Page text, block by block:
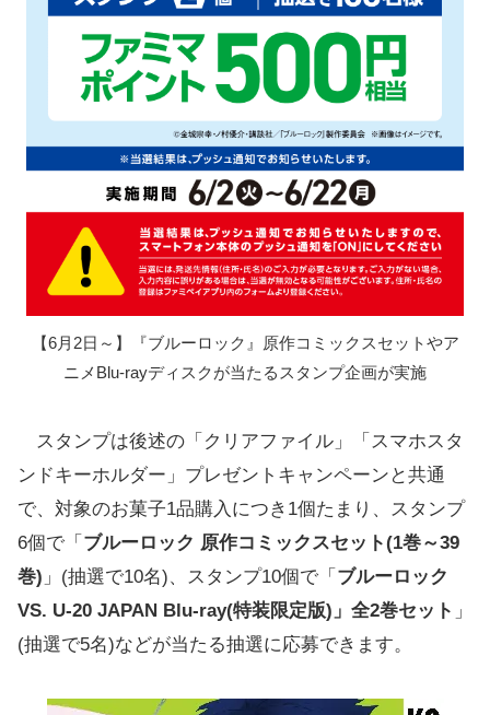
【6月2日～】『ブルーロック』原作コミックスセットやア
ニメBlu-rayディスクが当たるスタンプ企画が実施
スタンプは後述の「クリアファイル」「スマホスタ
ンドキーホルダー」プレゼントキャンペーンと共通
で、対象のお菓子1品購入につき1個たまり、スタンプ
6個で「 ブルーロック 原作コミックスセット(1巻～39
巻) 」(抽選で10名)、スタンプ10個で「 ブルーロック
VS. U-20 JAPAN Blu-ray(特装限定版)」全2巻セット 」
(抽選で5名)などが当たる抽選に応募できます。